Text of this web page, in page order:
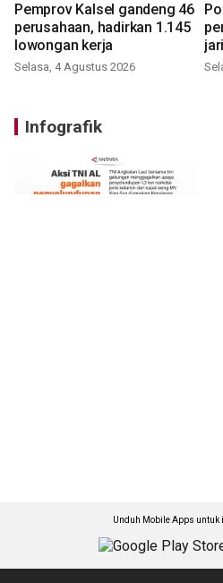
Pemprov Kalsel gandeng 46
perusahaan, hadirkan 1.145
lowongan kerja
Selasa, 4 Agustus 2026
Infografik
Unduh Mobile Apps untuk